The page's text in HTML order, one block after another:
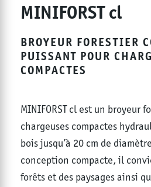
MINIFORST cl
BROYEUR FORESTIER
PUISSANT POUR
COMPACTES
MINIFORST cl est un broyeur
chargeuses compactes
bois jusqu’à 20 cm de
conception compacte, il
forêts et des paysages ainsi